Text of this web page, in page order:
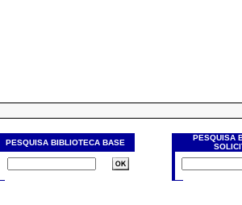
PESQUISA BIBLIOTECA BASE
PESQUISA